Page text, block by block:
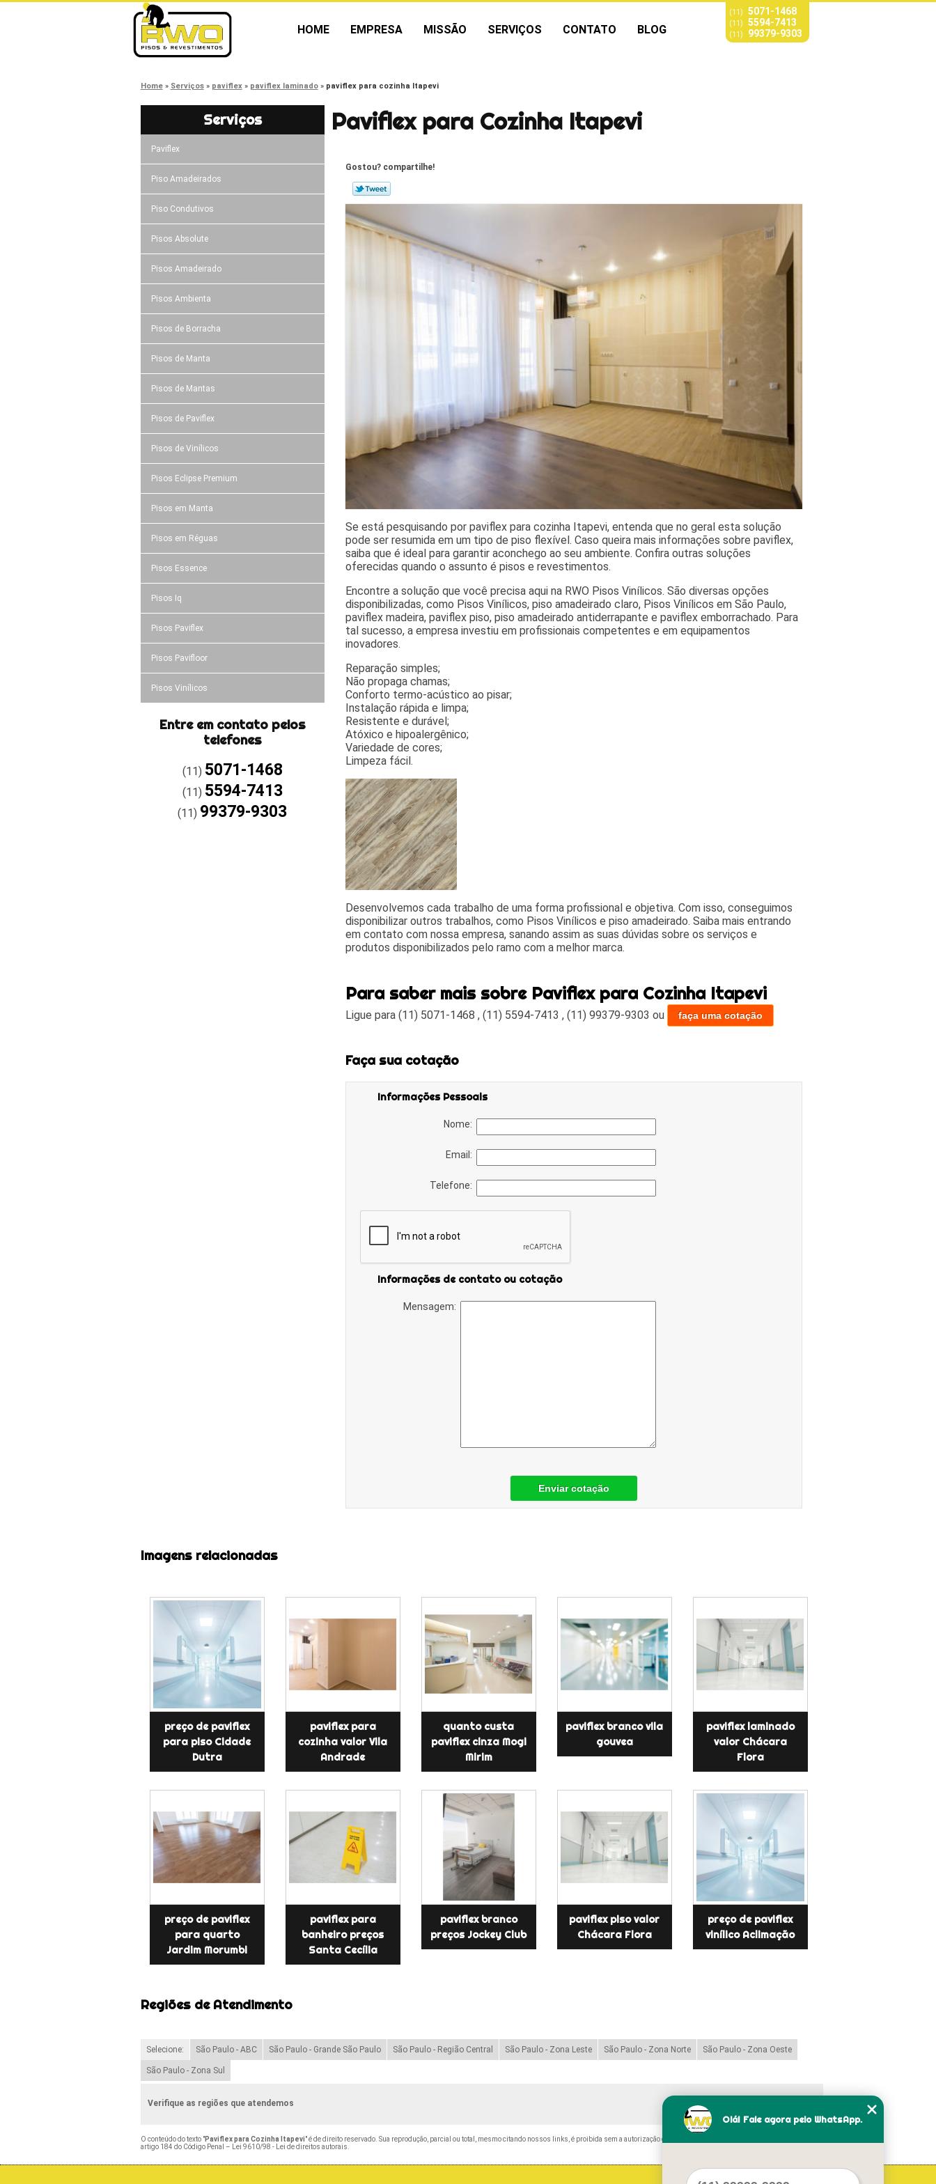
HOME EMPRESA MISSÃO SERVIÇOS CONTATO BLOG
(11) 5071-1468
(11) 5594-7413
(11) 99379-9303
Home Serviços paviflex paviflex laminado paviflex para cozinha Itapevi
Serviços
Paviflex
Piso Amadeirados
Piso Condutivos
Pisos Absolute
Pisos Amadeirado
Pisos Ambienta
Pisos de Borracha
Pisos de Manta
Pisos de Mantas
Pisos de Paviflex
Pisos de Vinílicos
Pisos Eclipse Premium
Pisos em Manta
Pisos em Réguas
Pisos Essence
Pisos Iq
Pisos Paviflex
Pisos Pavifloor
Pisos Vinílicos
Entre em contato pelos
telefones
(11) 5071-1468
(11) 5594-7413
(11) 99379-9303
Paviflex para Cozinha Itapevi
Gostou? compartilhe!
Se está pesquisando por paviflex para cozinha Itapevi, entenda que no geral esta solução
pode ser resumida em um tipo de piso flexível. Caso queira mais informações sobre paviflex,
saiba que é ideal para garantir aconchego ao seu ambiente. Confira outras soluções
oferecidas quando o assunto é pisos e revestimentos.
Encontre a solução que você precisa aqui na RWO Pisos Vinílicos. São diversas opções
disponibilizadas, como Pisos Vinílicos, piso amadeirado claro, Pisos Vinílicos em São Paulo,
paviflex madeira, paviflex piso, piso amadeirado antiderrapante e paviflex emborrachado. Para
tal sucesso, a empresa investiu em profissionais competentes e em equipamentos
inovadores.
Reparação simples;
Não propaga chamas;
Conforto termo-acústico ao pisar;
Instalação rápida e limpa;
Resistente e durável;
Atóxico e hipoalergênico;
Variedade de cores;
Limpeza fácil.
Desenvolvemos cada trabalho de uma forma profissional e objetiva. Com isso, conseguimos
disponibilizar outros trabalhos, como Pisos Vinílicos e piso amadeirado. Saiba mais entrando
em contato com nossa empresa, sanando assim as suas dúvidas sobre os serviços e
produtos disponibilizados pelo ramo com a melhor marca.
Para saber mais sobre Paviflex para Cozinha Itapevi
Ligue para (11) 5071-1468 , (11) 5594-7413 , (11) 99379-9303 ou faça uma cotação
Faça sua cotação
Informações Pessoais
Nome:
Email:
Telefone:
Informações de contato ou cotação
Mensagem:
Enviar cotação
Imagens relacionadas
preço de paviflex
para piso Cidade
Dutra
paviflex para
cozinha valor Vila
Andrade
quanto custa
paviflex cinza Mogi
Mirim
paviflex branco vila
gouvea
paviflex laminado
valor Chácara
Flora
preço de paviflex
para quarto
Jardim Morumbi
paviflex para
banheiro preços
Santa Cecília
paviflex branco
preços Jockey Club
paviflex piso valor
Chácara Flora
preço de paviflex
vinílico Aclimação
Regiões de Atendimento
Selecione: São Paulo - ABC São Paulo - Grande São Paulo São Paulo - Região Central São Paulo - Zona Leste São Paulo - Zona Norte São Paulo - Zona Oeste
São Paulo - Zona Sul
Verifique as regiões que atendemos
O conteúdo do texto "Paviflex para Cozinha Itapevi" é de direito reservado. Sua reprodução, parcial ou total, mesmo citando nossos links, é proibida sem a autorização do autor. Crime de violação de direito autoral –
artigo 184 do Código Penal –
Lei 9610/98 - Lei de direitos autorais
Olá! Fale agora pelo WhatsApp.